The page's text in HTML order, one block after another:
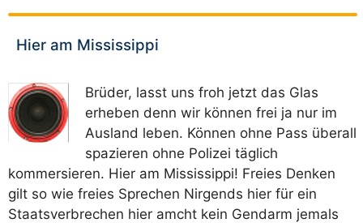
Hier am Mississippi
Brüder, lasst uns froh jetzt das Glas
erheben denn wir können frei ja nur im
Ausland leben. Können ohne Pass überall
spazieren ohne Polizei täglich
kommersieren. Hier am Mississippi! Freies Denken
gilt so wie freies Sprechen Nirgends hier für ein
Staatsverbrechen hier amcht kein Gendarm jemals